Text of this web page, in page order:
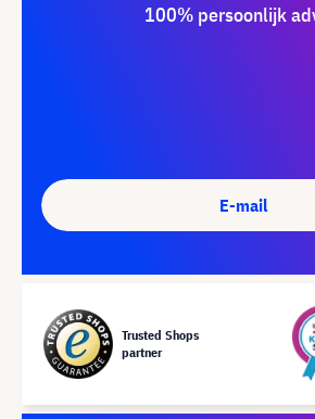
100% persoonlijk
E-mail
Trusted Shops
partner